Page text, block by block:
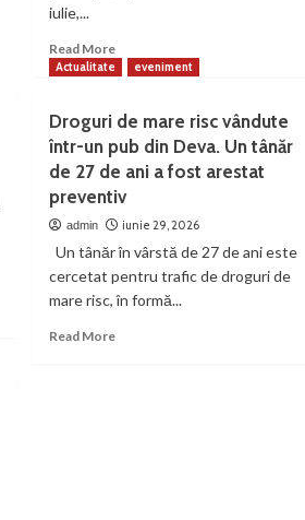
iulie,...
Read MoreRead
more
Universității
din
Petroșani
cartografiază
din
aer.
Proiect
de
3D
Actualitate eveniment
Droguri de mare risc vândute
într-un pub din Deva. Un tânăr
de 27 de ani a fost arestat
preventiv
admin iunie 29, 2026
Un tânăr în vârstă de 27 de ani este
cercetat pentru trafic de droguri de
mare risc, în formă...
Read MoreRead